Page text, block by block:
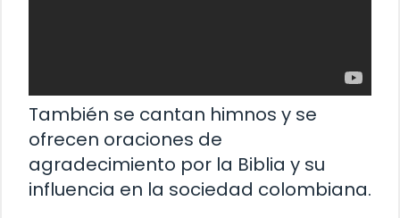
También se cantan himnos y se
ofrecen oraciones de
agradecimiento por la Biblia y su
influencia en la sociedad colombiana.